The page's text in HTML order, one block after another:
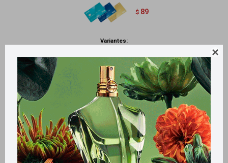

$ 89
Variantes:
Métodos y costos de envío
Retiros gratuitos en tiendas